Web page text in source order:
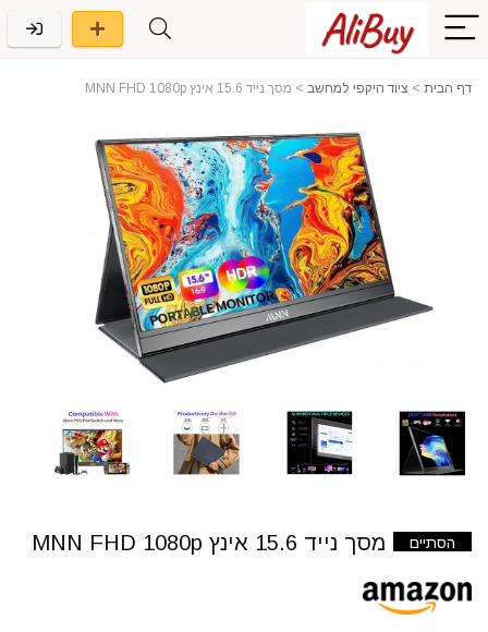
דף הבית > ציוד היקפי למחשב > מסך נייד 15.6 אינץ MNN FHD 1080p
הסתיים מסך נייד 15.6 אינץ MNN FHD 1080p